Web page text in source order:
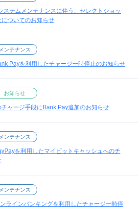
ステムメンテナンスに伴う、セレクトショッ
ついてのお知らせ
メンテナンス
Payを利用したチャージ一時停止のお知らせ
お知らせ
ャージ手段にBank Pay追加のお知らせ
メンテナンス
を利用したマイビットキャッシュへのチ
メンテナンス
ラインバンキングを利用したチャージ一時停